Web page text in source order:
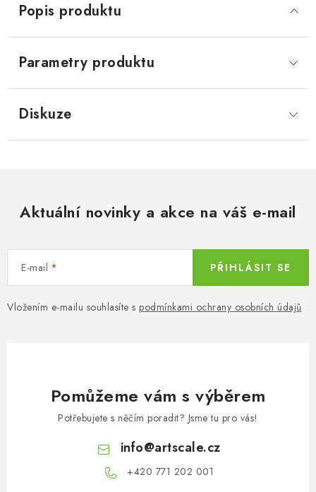
Popis produktu
Parametry produktu
Diskuze
Aktuální novinky a akce na váš e-mail
E-mail
Vložením e-mailu souhlasíte s podmínkami ochrany osobních údajů
PŘIHLÁSIT SE
Pomůžeme vám s výběrem
Potřebujete s něčím poradit? Jsme tu pro vás!
info@artscale.cz
+420 771 202 001​